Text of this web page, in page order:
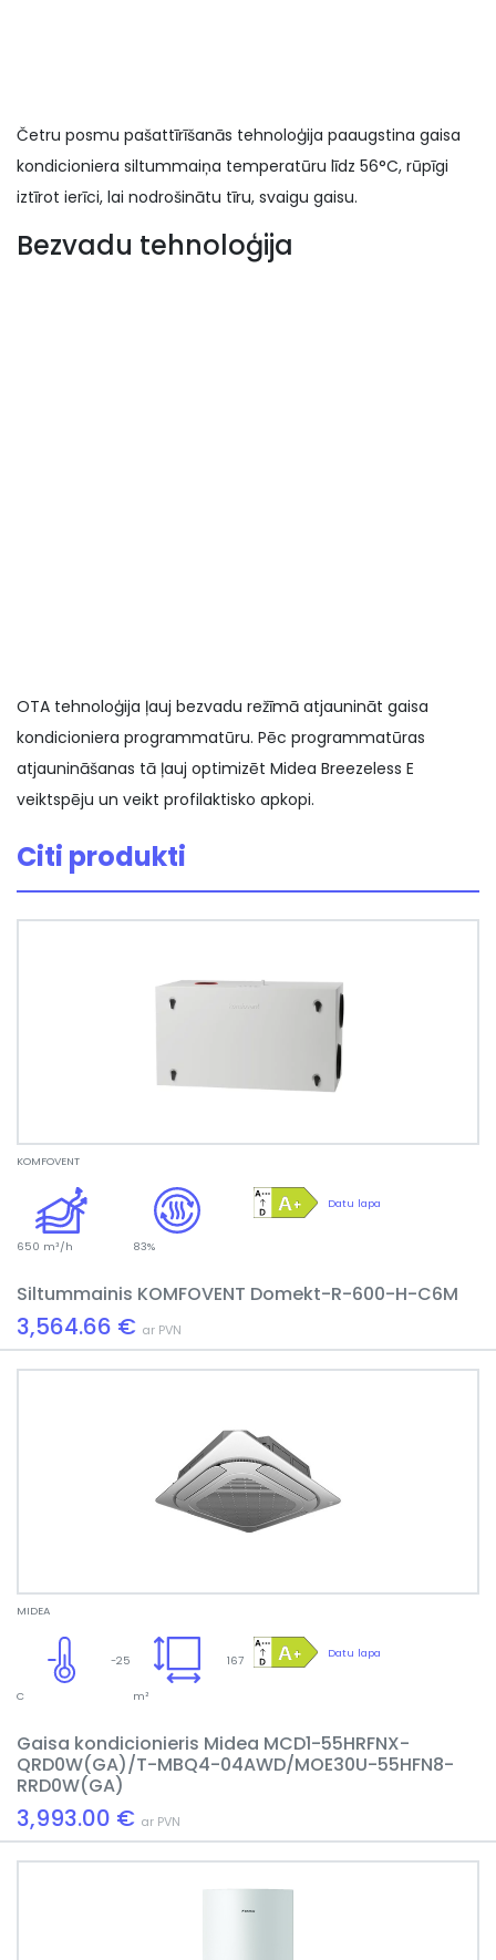
Četru posmu pašattīrīšanās tehnoloģija paaugstina gaisa
kondicioniera siltummaiņa temperatūru līdz 56°C, rūpīgi
iztīrot ierīci, lai nodrošinātu tīru, svaigu gaisu.
Bezvadu tehnoloģija
OTA tehnoloģija ļauj bezvadu režīmā atjaunināt gaisa
kondicioniera programmatūru. Pēc programmatūras
atjaunināšanas tā ļauj optimizēt Midea Breezeless E
veiktspēju un veikt profilaktisko apkopi.
Citi produkti
KOMFOVENT
Datu lapa
83%
650 m³/h
Siltummainis KOMFOVENT Domekt-R-600-H-C6M
3,564.66 € ar PVN
MIDEA
Datu lapa
167
m²
-25
C
Gaisa kondicionieris Midea MCD1-55HRFNX-
QRD0W(GA)/T-MBQ4-04AWD/MOE30U-55HFN8-
RRD0W(GA)
3,993.00 € ar PVN